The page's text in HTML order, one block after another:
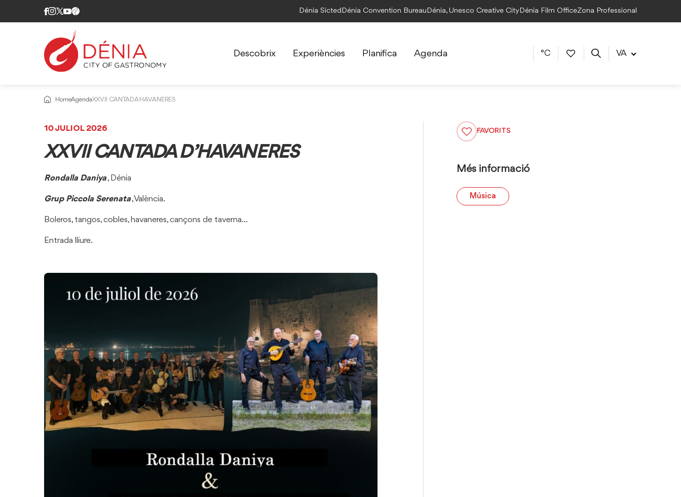
Dénia Sicted Dénia Convention Bureau Dénia, Unesco Creative CityDénia Film OfficeZona Professional
Descobrix Experiències Planifica Agenda °C VA
HomeAgendaXXVII CANTADA HAVANERES
10 JULIOL 2026
XXVII CANTADA D’HAVANERES
Rondalla Daniya, Dénia
Grup Piccola Serenata, València.
Boleros, tangos, cobles, havaneres, cançons de taverna…
Entrada lliure.
FAVORITS
Més informació
Música